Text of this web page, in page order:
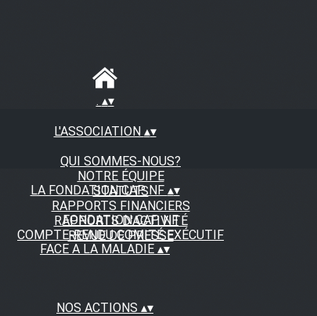
. ▴▾
L'ASSOCIATION ▴▾
QUI SOMMES-NOUS?
NOTRE ÉQUIPE
STATUTS
RAPPORTS FINANCIERS
RAPPORTS D'ACTIVITÉ
REVUE DE PRESSE
LA FONDATION CAP NF ▴▾
FONDATION CAP NF
COMPTE-RENDU COMITÉ EXÉCUTIF
FACE A LA MALADIE ▴▾
NOS ACTIONS ▴▾